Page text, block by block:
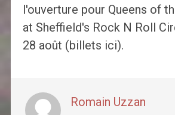
l'ouverture pour Queens of
at Sheffield's Rock N Roll
28 août (billets ici).
Romain Uzzan